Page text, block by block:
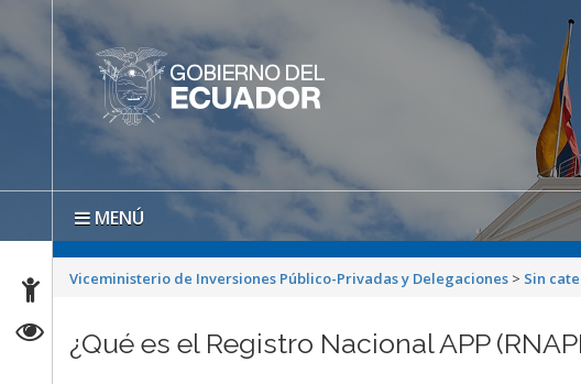
MENÚ
Viceministerio de Inversiones Público-Privadas y Delegaciones > Sin
¿Qué es el Registro Nacional APP